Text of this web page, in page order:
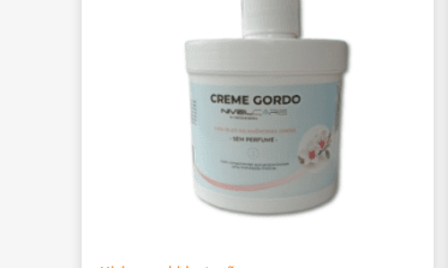
ADICIONAR